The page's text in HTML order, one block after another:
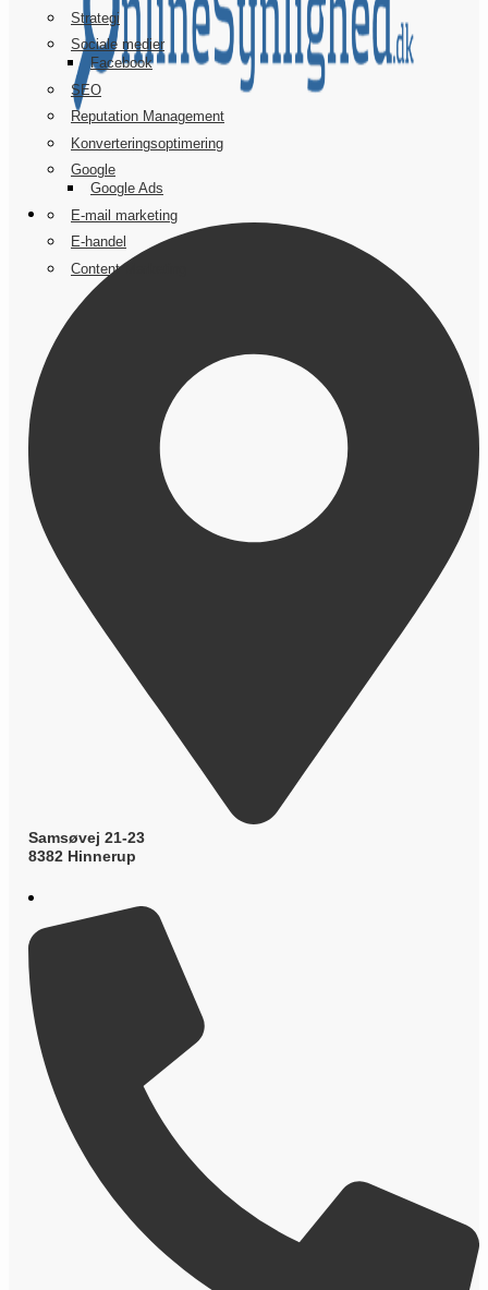
Strategi
Sociale medier
Facebook
SEO
Reputation Management
Konverteringsoptimering
Google
Google Ads
E-mail marketing
E-handel
Content Marketing
Samsøvej 21-23
8382 Hinnerup